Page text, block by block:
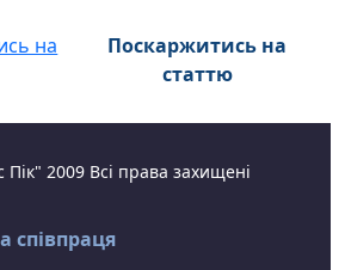
Поскаржитись на
статтю
2009 Всі права захищені
співпраця